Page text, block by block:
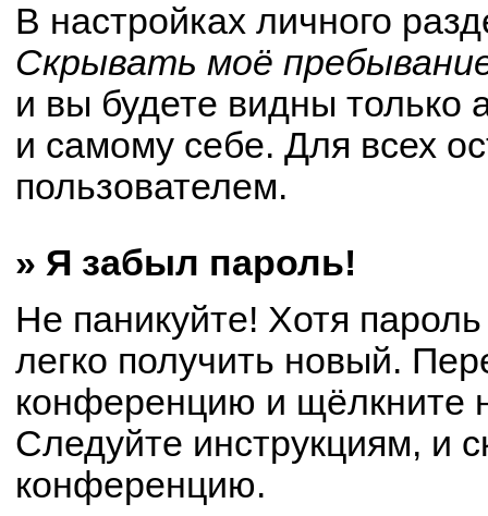
В настройках личного
Скрывать моё
и вы будете видны только
и самому себе. Для всех
пользователем.
» Я забыл пароль!
Не паникуйте! Хотя
легко получить новый.
конференцию и щёлкните
Следуйте инструкциям, и
конференцию.